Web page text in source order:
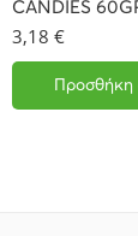
CANDIES
3,18 €
Προσθήκη